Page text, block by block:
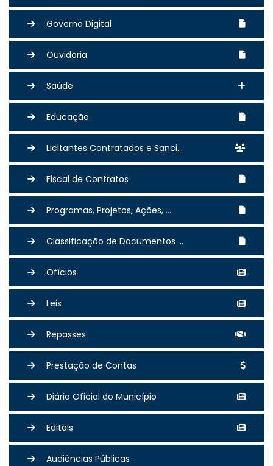
Governo Digital
Ouvidoria
Saúde
Educação
Licitantes Contratados e Sanci...
Fiscal de Contratos
Programas, Projetos, Ações, ...
Classificação de Documentos ...
Ofícios
Leis
Repasses
Prestação de Contas
Diário Oficial do Município
Editais
Audiências Públicas